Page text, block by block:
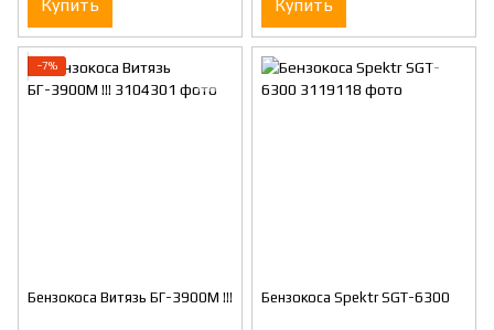
Купить Купить
−7%
Бензокоса Витязь БГ-3900М !!! Бензокоса Spektr SGT-6300